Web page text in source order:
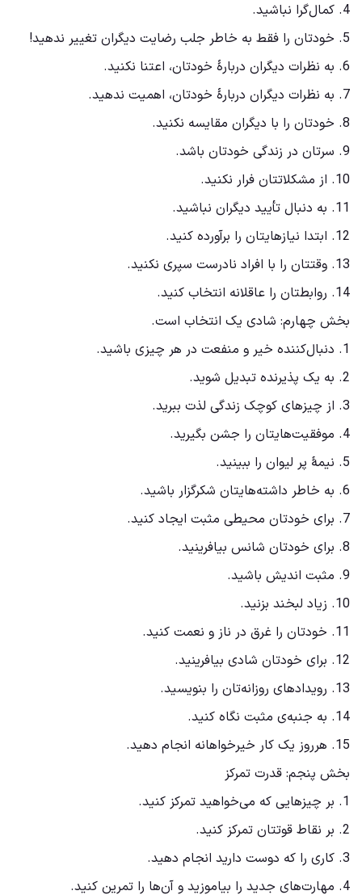
4. کمال‌گرا نباشید.
5. خودتان را فقط به خاطر جلب رضایت دیگران تغییر ندهید!
6. به نظرات دیگران دربارۀ خودتان، اعتنا نکنید.
7. به نظرات دیگران دربارۀ خودتان، اهمیت ندهید.
8. خودتان را با دیگران مقایسه نکنید.
9. سرتان در زندگی خودتان باشد.
10. از مشکلاتتان فرار نکنید.
11. به دنبال تأیید دیگران نباشید.
12. ابتدا نیازهایتان را برآورده کنید.
13. وقتتان را با افراد نادرست سپری نکنید.
14. روابطتان را عاقلانه انتخاب کنید.
بخش چهارم: شادی یک انتخاب است.
1. دنبال‌کننده خیر و منفعت در هر چیزی باشید.
2. به یک پذیرنده تبدیل شوید.
3. از چیزهای کوچک زندگی لذت ببرید.
4. موفقیت‌هایتان را جشن بگیرید.
5. نیمۀ پر لیوان را ببینید.
6. به خاطر داشته‌هایتان شکرگزار باشید.
7. برای خودتان محیطی مثبت ایجاد کنید.
8. برای خودتان شانس بیافرینید.
9. مثبت اندیش باشید.
10. زیاد لبخند بزنید.
11. خودتان را غرق در ناز و نعمت کنید.
12. برای خودتان شادی بیافرینید.
13. رویدادهای روزانه‌تان را بنویسید.
14. به جنبه‌ی مثبت نگاه کنید.
15. هرروز یک کار خیرخواهانه انجام دهید.
بخش پنجم: قدرت تمرکز
1. بر چیزهایی که می‌خواهید تمرکز کنید.
2. بر نقاط قوتتان تمرکز کنید.
3. کاری را که دوست دارید انجام دهید.
4. مهارت‌های جدید را بیاموزید و آن‌ها را تمرین کنید.